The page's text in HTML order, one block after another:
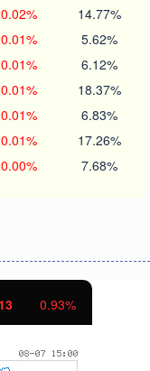
14.77%
5.62%
6.12%
18.37%
6.83%
17.26%
7.68%
0.93%